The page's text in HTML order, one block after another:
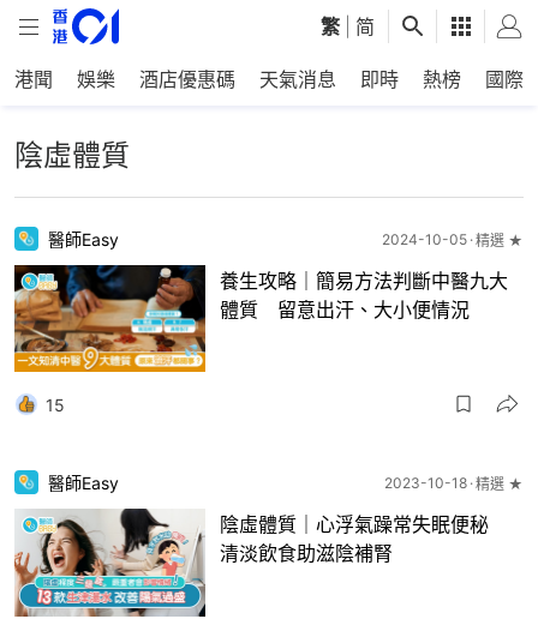
繁 简
港聞 娛樂 酒店優惠碼 天氣消息 即時 熱榜 國際
陰虛體質
醫師Easy 2024-10-05 精選 ★
養生攻略｜簡易方法判斷中醫九大
體質 留意出汗、大小便情況
15
醫師Easy 2023-10-18 精選 ★
陰虛體質｜心浮氣躁常失眠便秘
清淡飲食助滋陰補腎